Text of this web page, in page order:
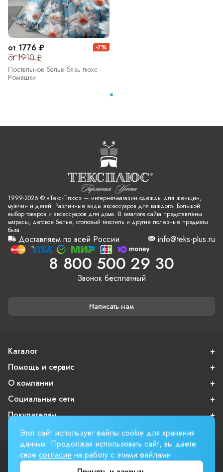
от 1776 ₽
от 1910 ₽
-7%
Постельное белье бязь люкс -
Ромашки
1999-2026 © «Текс-Плюс» — интернет-магазин одежды для женщин,
мужчин и детей. Различные виды аксессуаров для каждого. Большой
выбор товаров и аксессуаров для дома. В каталоге сайта представлены
матрасы, детское белье, столовый текстиль и другие полезные предметы
быта.
Доставляем по всей России info@teks-plus.ru
8 800 500 29 30
Звонок бесплатный
Написать нам
Каталог
Помощь и сервис
О компании
Социальные сети
Покупателям
Пользовательское соглашение
Публичная оферта
Этот сайт использует файлы cookie для хранения
данных. Продолжая использовать сайт, вы даете
свое согласие на работу с этими файлами